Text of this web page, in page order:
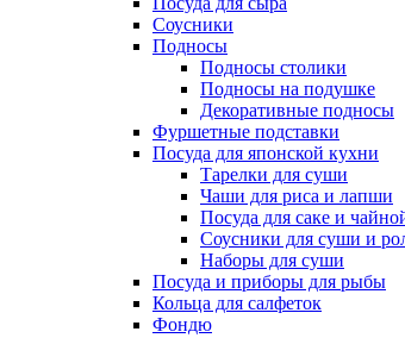
Соусники
Подносы
Подносы столики
Подносы на подушке
Декоративные подносы
Фуршетные подставки
Посуда для японской кухни
Тарелки для суши
Чаши для риса и лапши
Посуда для саке и
Соусники для суши и
Наборы для суши
Посуда и приборы для рыбы
Кольца для салфеток
Фондю